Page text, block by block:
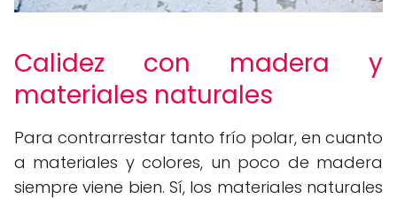
Calidez con madera y
materiales naturales
Para contrarrestar tanto frío polar, en cuanto
a materiales y colores, un poco de madera
siempre viene bien. Sí, los materiales naturales